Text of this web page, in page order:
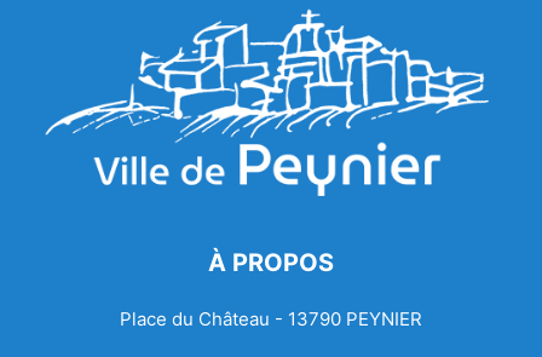
À PROPOS
Place du Château - 13790 PEYNIER